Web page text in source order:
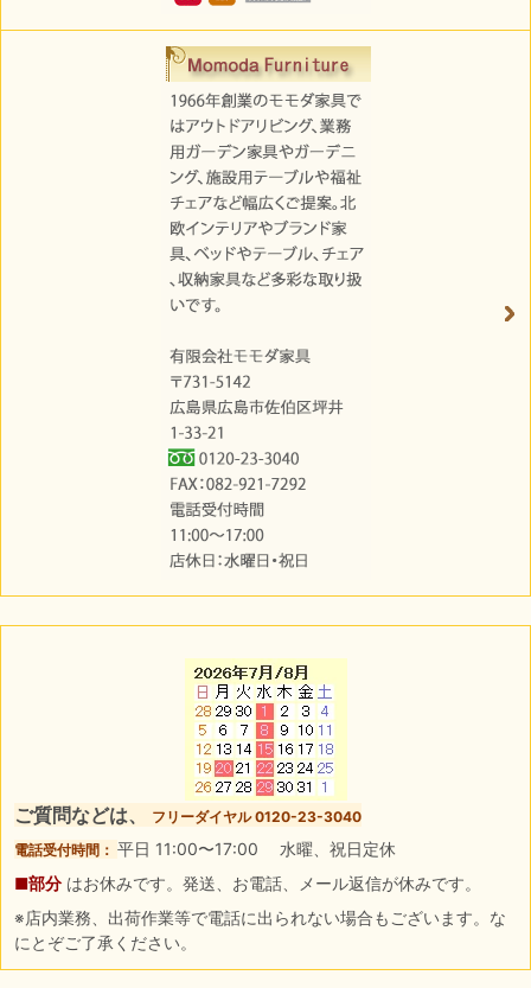
ご質問などは、
フリーダイヤル 0120-23-3040
電話受付時間： 平日 11:00〜17:00 水曜、祝日定休
■部分 はお休みです。発送、お電話、メール返信が休みです。
※店内業務、出荷作業等で電話に出られない場合もございます。な
にとぞご了承ください。